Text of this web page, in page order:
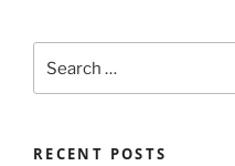
for:
RECENT POSTS